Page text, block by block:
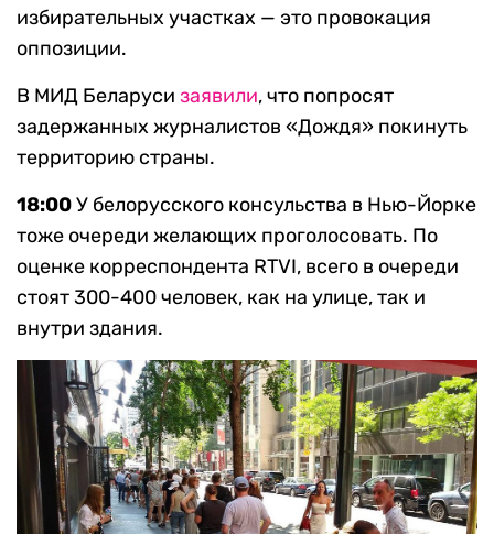
избирательных участках — это провокация
оппозиции.
В МИД Беларуси заявили, что попросят
задержанных журналистов «Дождя» покинуть
территорию страны.
18:00У белорусского консульства в Нью-Йорке
тоже очереди желающих проголосовать. По
оценке корреспондента RTVI, всего в очереди
стоят 300-400 человек, как на улице, так и
внутри здания.